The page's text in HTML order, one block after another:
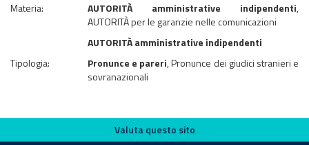
Materia: AUTORITÀ amministrative indipendenti,
AUTORITÀ per le garanzie nelle comunicazioni
AUTORITÀ amministrative indipendenti
Tipologia:
Pronunce e pareri, Pronunce dei giudici stranieri e
sovranazionali
Valuta questo sito
Valuta questo sito